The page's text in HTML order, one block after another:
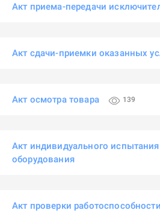
Акт приема-передачи
Акт сдачи-приемки оказанных
Акт осмотра товара 139
Акт индивидуального испытания
оборудования
Акт проверки